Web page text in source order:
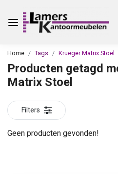
Home Tags Krueger Matrix Stoel
Producten getagd
Matrix Stoel
Filters
Geen producten gevonden!